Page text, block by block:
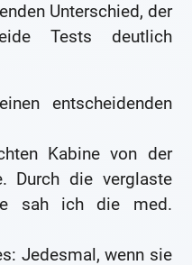
Unterschied, der
Tests deutlich
entscheidenden
Kabine von der
Durch die verglaste
sah ich die med.
Jedesmal, wenn sie